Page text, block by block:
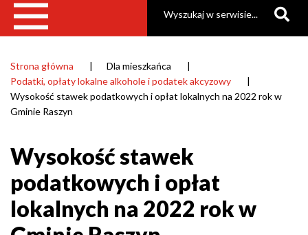
Gmina
Raszyn
Ścieżka
nawigacyjna
Strona główna
Dla mieszkańca
Podatki, opłaty lokalne alkohole i podatek akcyzowy
Wysokość stawek podatkowych i opłat lokalnych na 2022 rok w
Gminie Raszyn
Wysokość stawek
podatkowych i opłat
lokalnych na 2022 rok w